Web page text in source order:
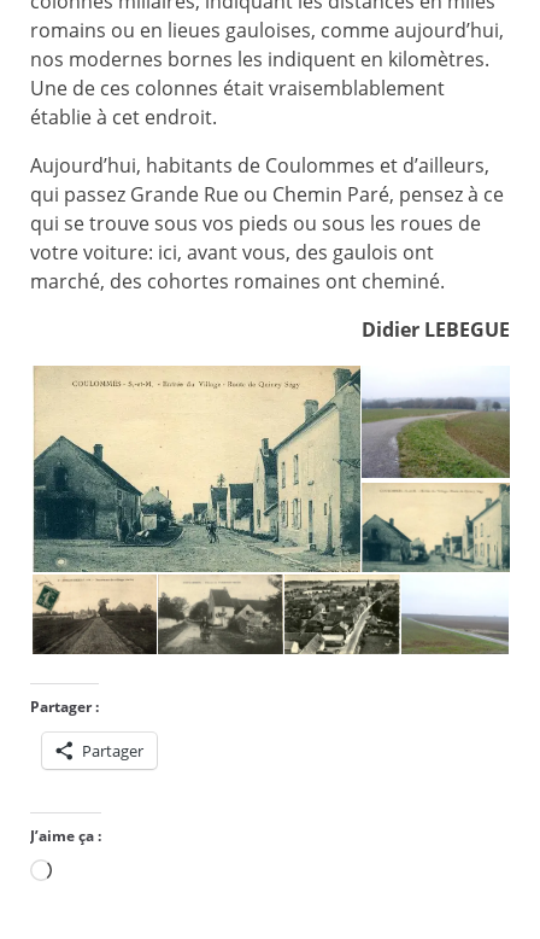
romains ou en lieues gauloises, comme aujourd’hui,
nos modernes bornes les indiquent en kilomètres.
Une de ces colonnes était vraisemblablement
établie à cet endroit.
Aujourd’hui, habitants de Coulommes et d’ailleurs,
qui passez Grande Rue ou Chemin Paré, pensez à ce
qui se trouve sous vos pieds ou sous les roues de
votre voiture: ici, avant vous, des gaulois ont
marché, des cohortes romaines ont cheminé.
Didier LEBEGUE
Partager :
Partager
J’aime ça :
Chargement…